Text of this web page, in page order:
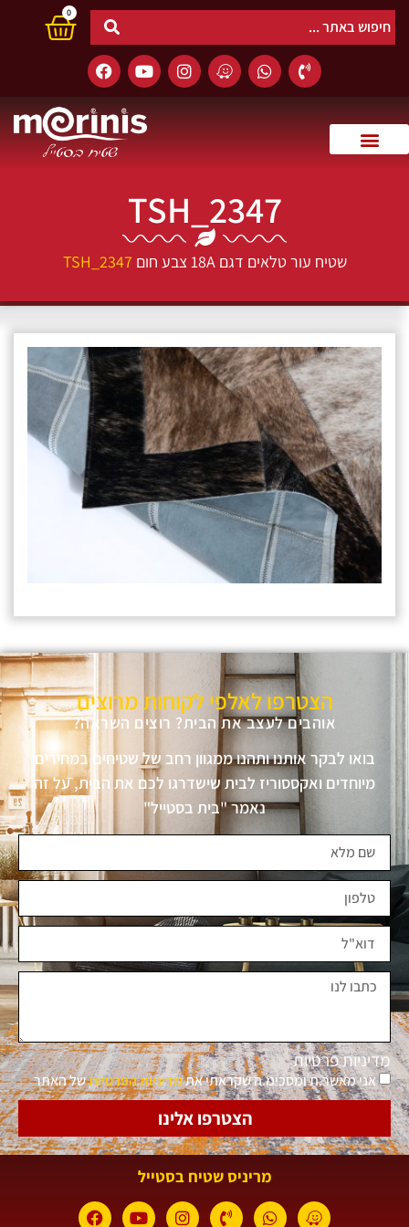
0
TSH_2347
שטיח עור טלאים דגם 18A צבע חום TSH_2347
הצטרפו לאלפי לקוחות מרוצים
אוהבים לעצב את הבית? רוצים השראה?
בואו לבקר אותנו ותהנו ממגוון רחב של שטיחים במחירים
מיוחדים ואקססוריז לבית שישדרגו לכם את הבית, על זה
נאמר "בית בסטייל"
מדיניות פרטיות
אני מאשר.ת ומסכימ.ה שקראתי אתמדיניות הפרטיותשל האתר
הצטרפו אלינו
מריניס שטיח בסטייל